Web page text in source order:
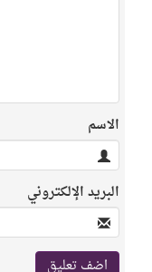
الاسم
البريد الإلكتروني